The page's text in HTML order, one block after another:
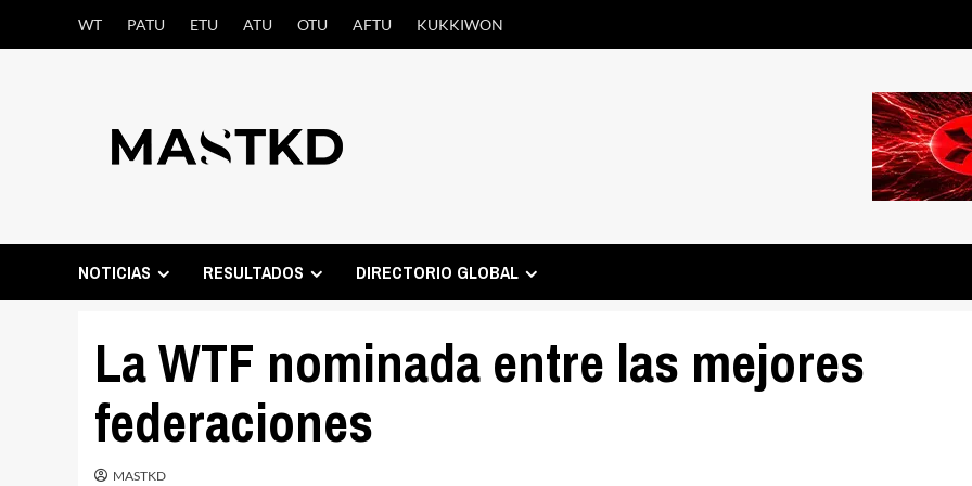
WT PATU ETU ATU OTU AFTU KUKKIWON
NOTICIAS RESULTADOS DIRECTORIO GLOBAL
La WTF nominada entre las mejores
federaciones
MASTKD